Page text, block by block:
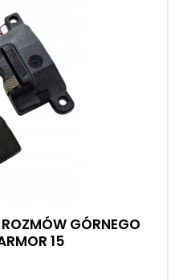
GÓRNEGO
15